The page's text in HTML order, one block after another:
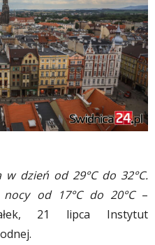
dzień od 29°C do 32°C.
od 17°C do 20°C–
21 lipca Instytut